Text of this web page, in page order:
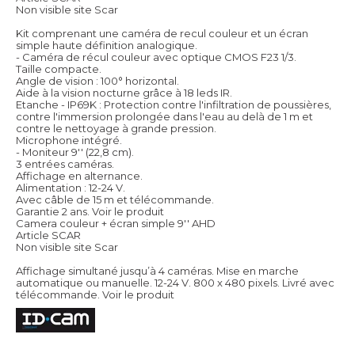
Non visible site Scar
Kit comprenant une caméra de recul couleur et un écran
simple haute définition analogique.
- Caméra de récul couleur avec optique CMOS F23 1/3.
Taille compacte.
Angle de vision : 100° horizontal.
Aide à la vision nocturne grâce à 18 leds IR.
Etanche - IP69K : Protection contre l'infiltration de poussières,
contre l'immersion prolongée dans l'eau au delà de 1 m et
contre le nettoyage à grande pression.
Microphone intégré.
- Moniteur 9'' (22,8 cm).
3 entrées caméras.
Affichage en alternance.
Alimentation : 12-24 V.
Avec câble de 15 m et télécommande.
Garantie 2 ans. Voir le produit
Camera couleur + écran simple 9'' AHD
Article SCAR
Non visible site Scar
Affichage simultané jusqu’à 4 caméras. Mise en marche
automatique ou manuelle. 12-24 V. 800 x 480 pixels. Livré avec
télécommande. Voir le produit